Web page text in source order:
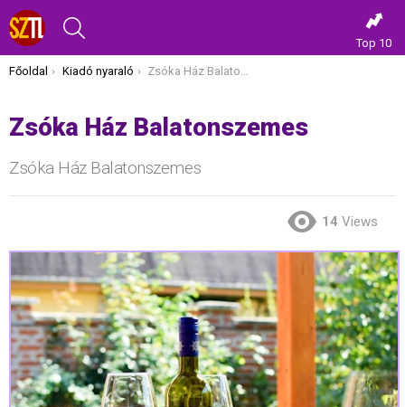
Top 10
Itt vagy most:
Főoldal Kiadó nyaraló Zsóka Ház Balatonszemes
Zsóka Ház Balatonszemes
Zsóka Ház Balatonszemes
14 Views